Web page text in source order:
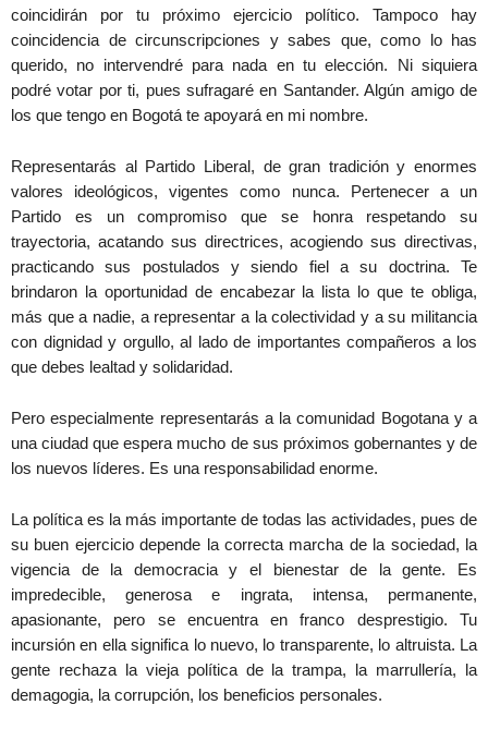
coincidirán por tu próximo ejercicio político. Tampoco hay
coincidencia de circunscripciones y sabes que, como lo has
querido, no intervendré para nada en tu elección. Ni siquiera
podré votar por ti, pues sufragaré en Santander. Algún amigo de
los que tengo en Bogotá te apoyará en mi nombre.
Representarás al Partido Liberal, de gran tradición y enormes
valores ideológicos, vigentes como nunca. Pertenecer a un
Partido es un compromiso que se honra respetando su
trayectoria, acatando sus directrices, acogiendo sus directivas,
practicando sus postulados y siendo fiel a su doctrina. Te
brindaron la oportunidad de encabezar la lista lo que te obliga,
más que a nadie, a representar a la colectividad y a su militancia
con dignidad y orgullo, al lado de importantes compañeros a los
que debes lealtad y solidaridad.
Pero especialmente representarás a la comunidad Bogotana y a
una ciudad que espera mucho de sus próximos gobernantes y de
los nuevos líderes. Es una responsabilidad enorme.
La política es la más importante de todas las actividades, pues de
su buen ejercicio depende la correcta marcha de la sociedad, la
vigencia de la democracia y el bienestar de la gente. Es
impredecible, generosa e ingrata, intensa, permanente,
apasionante, pero se encuentra en franco desprestigio. Tu
incursión en ella significa lo nuevo, lo transparente, lo altruista. La
gente rechaza la vieja política de la trampa, la marrullería, la
demagogia, la corrupción, los beneficios personales.